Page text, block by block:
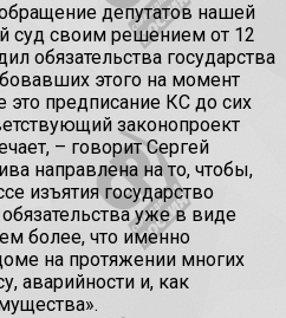
депутатов нашей
суд своим решением от 12
обязательства государства
этого на момент
это предписание КС до сих
законопроект
– говорит Сергей
направлена на то, чтобы,
изъятия государство
уже в виде
более, что именно
на протяжении многих
аварийности и, как